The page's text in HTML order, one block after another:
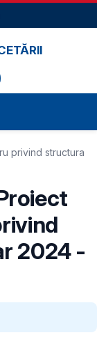
privind structura
2024 -